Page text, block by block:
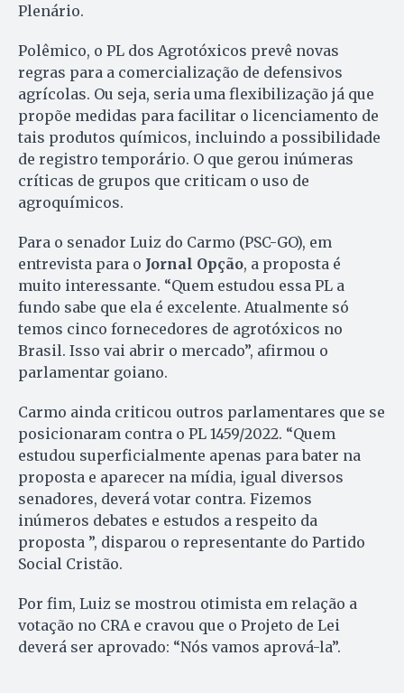
Plenário.
Polêmico, o PL dos Agrotóxicos prevê novas
regras para a comercialização de defensivos
agrícolas. Ou seja, seria uma flexibilização já que
propõe medidas para facilitar o licenciamento de
tais produtos químicos, incluindo a possibilidade
de registro temporário. O que gerou inúmeras
críticas de grupos que criticam o uso de
agroquímicos.
Para o senador Luiz do Carmo (PSC-GO), em
entrevista para o Jornal Opção, a proposta é
muito interessante. “Quem estudou essa PL a
fundo sabe que ela é excelente. Atualmente só
temos cinco fornecedores de agrotóxicos no
Brasil. Isso vai abrir o mercado”, afirmou o
parlamentar goiano.
Carmo ainda criticou outros parlamentares que se
posicionaram contra o PL 1459/2022. “Quem
estudou superficialmente apenas para bater na
proposta e aparecer na mídia, igual diversos
senadores, deverá votar contra. Fizemos
inúmeros debates e estudos a respeito da
proposta ”, disparou o representante do Partido
Social Cristão.
Por fim, Luiz se mostrou otimista em relação a
votação no CRA e cravou que o Projeto de Lei
deverá ser aprovado: “Nós vamos aprová-la”.